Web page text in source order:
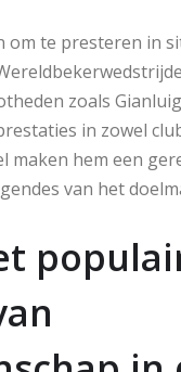
om te presteren in
zoals
in zowel
maken hem een
van het